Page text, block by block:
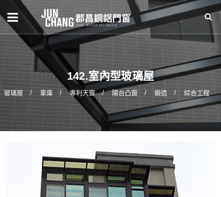
142.室內型玻璃屋
玻璃屋 車庫 專利天窗 陽台凸窗 鍛造 綜合工程